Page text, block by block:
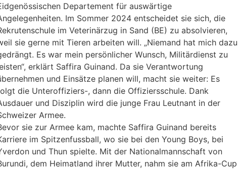
Departement für auswärtige
Im Sommer 2024 entscheidet sie sich, die
im Veterinärzug in Sand (BE) zu absolvieren,
sie gerne mit Tieren arbeiten will. „Niemand hat mich dazu
Es war mein persönlicher Wunsch, Militärdienst zu
erklärt Saffira Guinand. Da sie Verantwortung
und Einsätze planen will, macht sie weiter: Es
die Unteroffiziers-, dann die Offiziersschule. Dank
und Disziplin wird die junge Frau Leutnant in der
Armee.
sie zur Armee kam, machte Saffira Guinand bereits
im Spitzenfussball, wo sie bei den Young Boys, bei
und Thun spielte. Mit der Nationalmannschaft von
dem Heimatland ihrer Mutter, nahm sie am Afrika-Cup